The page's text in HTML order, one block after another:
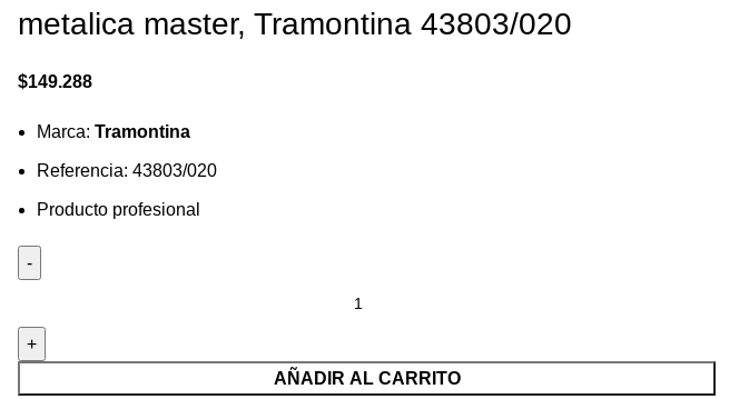
metalica master, Tramontina 43803/020
$149.288
Marca: Tramontina
Referencia: 43803/020
Producto profesional
herramientas
AÑADIR AL CARRITO